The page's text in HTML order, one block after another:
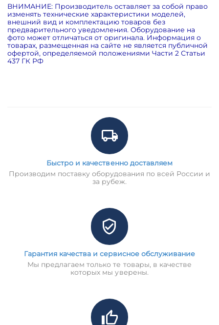
ВНИМАНИЕ: Производитель оставляет за собой право
изменять технические характеристики моделей,
внешний вид и комплектацию товаров без
предварительного уведомления. Оборудование на
фото может отличаться от оригинала. Информация о
товарах, размещенная на сайте не является публичной
офертой, определяемой положениями Части 2 Статьи
437 ГК РФ
Быстро и качественно доставляем
Производим поставку оборудования по всей России и
за рубеж.
Гарантия качества и сервисное обслуживание
Мы предлагаем только те товары, в качестве
которых мы уверены.